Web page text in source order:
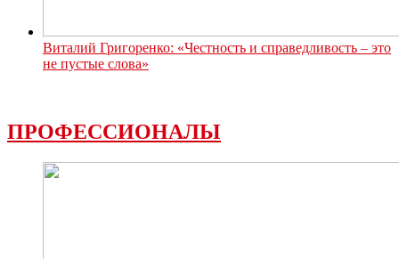
Виталий Григоренко: «Честность и справедливость – это
не пустые слова»
ПРОФЕССИОНАЛЫ